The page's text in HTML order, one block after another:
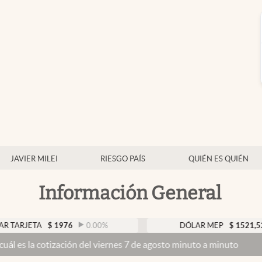
JAVIER MILEI RIESGO PAÍS QUIÉN ES QUIÉN
Información General
$ 1976 0.00% DÓLAR MEP $ 1521,52 0.23%
del viernes 7 de agosto minuto a minuto